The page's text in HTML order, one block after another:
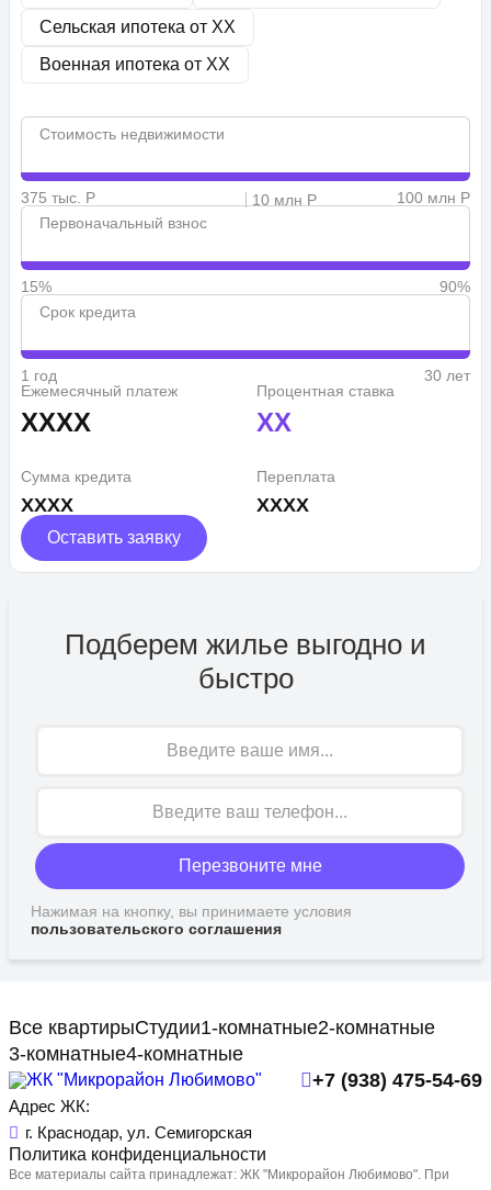
Сельская ипотека от XX
Военная ипотека от XX
Стоимость недвижимости
375 тыс. Р 10 млн Р
100 млн Р
Первоначальный взнос
15%
90%
Срок кредита
1 год
30 лет
Ежемесячный платеж
XXXX
Процентная ставка
XX
Сумма кредита
XXXX
Переплата
XXXX
Оставить заявку
Подберем жилье выгодно и
быстро
Перезвоните мне
Нажимая на кнопку, вы принимаете условия
пользовательского соглашения
Все квартирыСтудии1-комнатные2-комнатные
3-комнатные4-комнатные
Адрес ЖК:
г. Краснодар, ул. Семигорская
+7 (938) 475-54-69
Политика конфиденциальности
Все материалы сайта принадлежат: ЖК "Микрорайон Любимово". При